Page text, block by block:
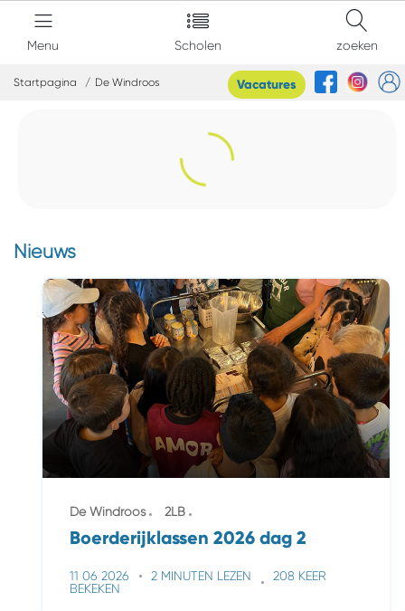
Menu Scholen zoeken
Startpagina De Windroos Vacatures
Nieuws
De Windroos 2LB
Boerderijklassen 2026 dag 2
11 06 2026 2 MINUTEN LEZEN
208 KEER
BEKEKEN